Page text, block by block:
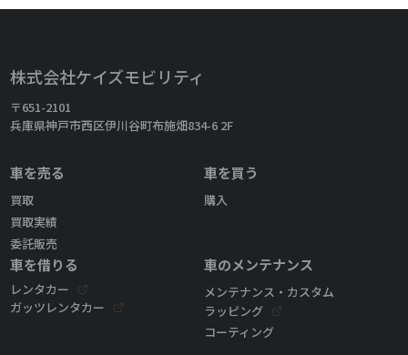
株式会社ケイズモビリティ
〒651-2101
兵庫県神戸市西区伊川谷町布施畑834-6 2F
車を売る
買取
買取実績
委託販売
車を買う
購入
車を借りる
レンタカー
ガッツレンタカー
車のメンテナンス
メンテナンス・カスタム
ラッピング
コーティング